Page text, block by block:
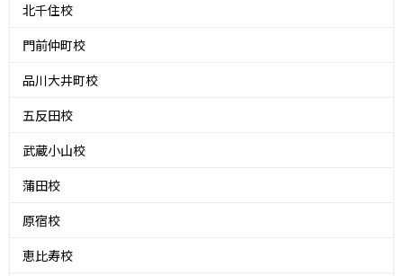
北千住校
門前仲町校
品川大井町校
五反田校
武蔵小山校
蒲田校
原宿校
恵比寿校